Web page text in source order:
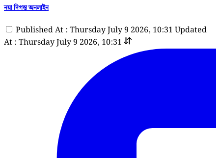
নয়া দিগন্ত অনলাইন
Published At : Thursday July 9 2026, 10:31 Updated
At : Thursday July 9 2026, 10:31